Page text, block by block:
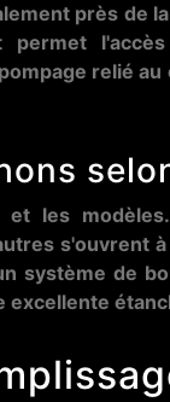
près de
relié
les
s'ouvrent
système de
excellente